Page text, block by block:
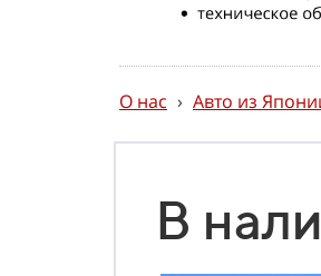
О нас › Авто из
В